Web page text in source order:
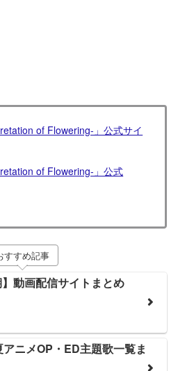
of Flowering-」公式サイ
of Flowering-」公式
すすめ記事
】動画配信サイトまとめ
ニメOP・ED主題歌一覧ま